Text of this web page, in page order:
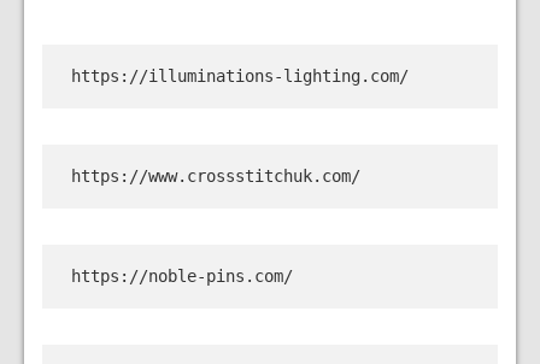
https://illuminations-lighting.com/
https://www.crossstitchuk.com/
https://noble-pins.com/